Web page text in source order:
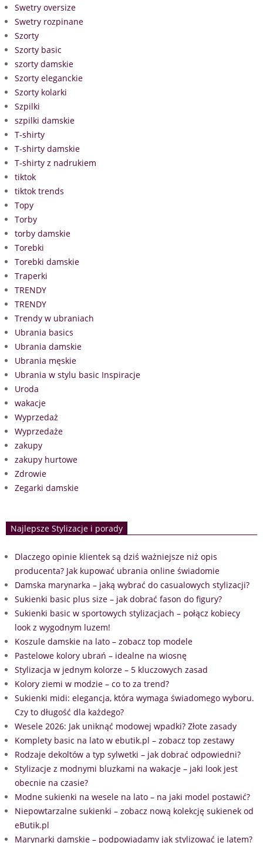
Swetry oversize
Swetry rozpinane
Szorty
Szorty basic
szorty damskie
Szorty eleganckie
Szorty kolarki
Szpilki
szpilki damskie
T-shirty
T-shirty damskie
T-shirty z nadrukiem
tiktok
tiktok trends
Topy
Torby
torby damskie
Torebki
Torebki damskie
Traperki
TRENDY
TRENDY
Trendy w ubraniach
Ubrania basics
Ubrania damskie
Ubrania męskie
Ubrania w stylu basic Inspiracje
Uroda
wakacje
Wyprzedaż
Wyprzedaże
zakupy
zakupy hurtowe
Zdrowie
Zegarki damskie
Najlepsze Stylizacje i porady
Dlaczego opinie klientek są dziś ważniejsze niż opis
producenta? Jak kupować ubrania online świadomie
Damska marynarka – jaką wybrać do casualowych stylizacji?
Sukienki basic plus size – jak dobrać fason do figury?
Sukienki basic w sportowych stylizacjach – połącz kobiecy
look z wygodnym luzem!
Koszule damskie na lato – zobacz top modele
Pastelowe kolory ubrań – idealne na wiosnę
Stylizacja w jednym kolorze – 5 kluczowych zasad
Kolory ziemi w modzie – co to za trend?
Sukienki midi: elegancja, która wymaga świadomego wyboru.
Czy to długość dla każdego?
Wesele 2026: Jak uniknąć modowej wpadki? Złote zasady
Komplety basic na lato w ebutik.pl – zobacz top zestawy
Rodzaje dekoltów a typ sylwetki – jak dobrać odpowiedni?
Stylizacje z modnymi bluzkami na wakacje – jaki look jest
obecnie na czasie?
Modne sukienki na wesele na lato – na jaki model postawić?
Niepowtarzalne sukienki – zobacz nową kolekcję sukienek od
eButik.pl
Marynarki damskie – podpowiadamy jak stylizować je latem?